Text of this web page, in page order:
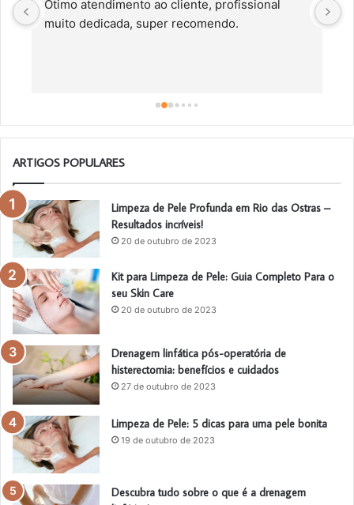
Ótimo atendimento ao cliente, profissional
muito dedicada, super recomendo.
ARTIGOS POPULARES
Limpeza de Pele Profunda em Rio das Ostras –
Resultados incríveis!
20 de outubro de 2023
Kit para Limpeza de Pele: Guia Completo Para o
seu Skin Care
20 de outubro de 2023
Drenagem linfática pós-operatória de
histerectomia: benefícios e cuidados
27 de outubro de 2023
Limpeza de Pele: 5 dicas para uma pele bonita
19 de outubro de 2023
Descubra tudo sobre o que é a drenagem